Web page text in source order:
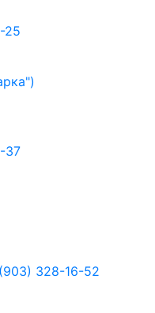
25
37
328-16-52